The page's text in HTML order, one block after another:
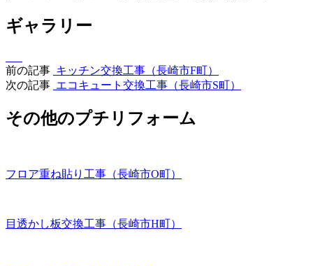
ギャラリー
前の記事 キッチン交換工事（長崎市F町）
次の記事 エコキュート交換工事（長崎市S町）
その他のプチリフォーム
フロア重ね貼り工事（長崎市O町）
目透かし板交換工事（長崎市H町）